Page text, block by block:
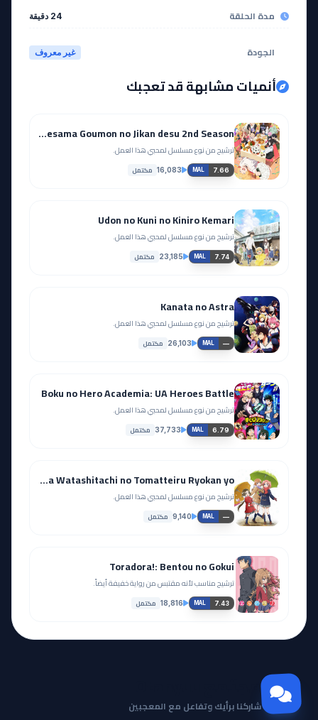
مدة الحلقة 24 دقيقة
الجودة غير معروف
أنميات مشابهة قد تعجبك
Himesama Goumon no Jikan desu 2nd Season
ترشيح من نوع مسلسل لمحبي هذا العمل.
MAL 7.66
16,083 مكتمل
Udon no Kuni no Kiniro Kemari
ترشيح من نوع مسلسل لمحبي هذا العمل.
MAL 7.74
23,185 مكتمل
Kanata no Astra
ترشيح من نوع مسلسل لمحبي هذا العمل.
MAL —
26,103 مكتمل
Boku no Hero Academia: UA Heroes Battle
ترشيح من نوع مسلسل لمحبي هذا العمل.
MAL 6.79
37,733 مكتمل
Mikakunin de Shinkoukei: Mite. Are ga Watashitachi no Tomatteiru Ryokan yo.
ترشيح من نوع مسلسل لمحبي هذا العمل.
MAL —
9,140 مكتمل
Toradora!: Bentou no Gokui
ترشيح مناسب لأنه مقتبس من رواية خفيفة أيضاً.
MAL 7.43
18,816 مكتمل
مجتمع Otanyuu
شاركنا برأيك وتفاعل مع المعجبين